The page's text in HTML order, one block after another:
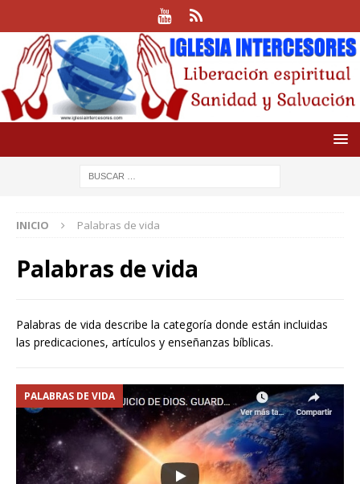
INICIO Palabras de vida
Palabras de vida
Palabras de vida describe la categoría donde están incluidas
las predicaciones, artículos y enseñanzas bíblicas.
PALABRAS DE VIDA